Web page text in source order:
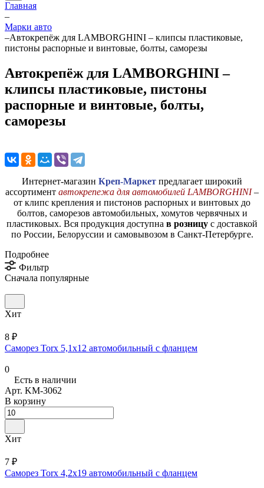
Главная
–
Марки авто
–Автокрепёж для LAMBORGHINI – клипсы пластиковые,
пистоны распорные и винтовые, болты, саморезы
Автокрепёж для LAMBORGHINI –
клипсы пластиковые, пистоны
распорные и винтовые, болты,
саморезы
Интернет-магазин Креп-Маркет предлагает широкий
ассортимент автокрепежа для автомобилей LAMBORGHINI–
от клипс крепления и пистонов распорных и винтовых до
болтов, саморезов автомобильных, хомутов червячных и
пластиковых. Вся продукция доступна в розницу с доставкой
по России, Белоруссии и самовывозом в Санкт-Петербурге.
Подробнее
Фильтр
Сначала популярные
Хит
8 ₽
Саморез Torx 5,1х12 автомобильный с фланцем
0
Есть в наличии
Арт. KM-3062
В корзину
Хит
7 ₽
Саморез Torx 4,2х19 автомобильный с фланцем